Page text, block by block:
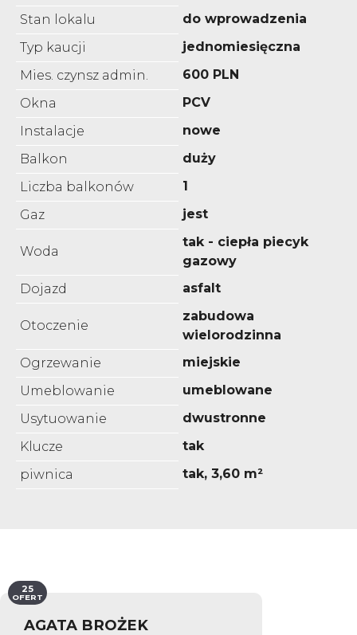
Stan lokalu
do wprowadzenia
Typ kaucji
jednomiesięczna
Mies. czynsz admin.
600 PLN
Okna
PCV
Instalacje
nowe
Balkon
duży
Liczba balkonów
1
Gaz
jest
Woda
tak - ciepła piecyk
gazowy
Dojazd
asfalt
Otoczenie
zabudowa
wielorodzinna
Ogrzewanie
miejskie
Umeblowanie
umeblowane
Usytuowanie
dwustronne
Klucze
tak
piwnica
tak, 3,60 m²
AGATA BROŻEK
25
OFERT